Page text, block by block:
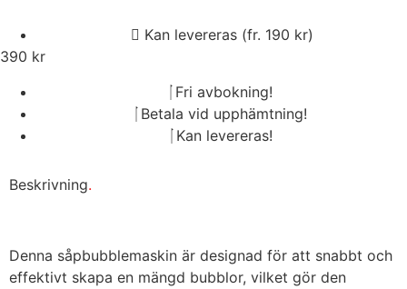
Kan levereras (fr. 190 kr)
390 kr
Fri avbokning!
Betala vid upphämtning!
Kan levereras!
Beskrivning.
Denna såpbubblemaskin är designad för att snabbt och
effektivt skapa en mängd bubblor, vilket gör den